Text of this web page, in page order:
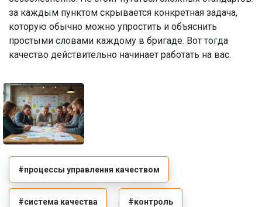
за каждым пунктом скрывается конкретная задача,
которую обычно можно упростить и объяснить
простыми словами каждому в бригаде. Вот тогда
качество действительно начинает работать на вас.
#процессы управления качеством
#система качества #контроль